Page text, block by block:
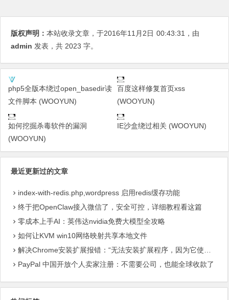
版权声明： 本站收录文章，于2016年11月2日 00:43:31 ，由
admin 发表，共 2023 字。
php5全版本绕过open_basedir读
文件脚本 (WOOYUN)
百度这样修复首页xss
(WOOYUN)
如何挖掘杀毒软件的漏洞
(WOOYUN)
IE沙盒绕过相关 (WOOYUN)
最近更新过的文章
index-with-redis.php,wordpress 启用redis缓存功能
终于把OpenClaw接入微信了，安全可控，详细教程看这篇
零成本上手AI：英伟达nvidia免费大模型全攻略
如何让KVM win10网络映射共享本地文件
解决Chrome安装扩展报错：“无法安装扩展程序，因为它使用了不受支持的清单版本“
PayPal 中国开放个人卖家注册：不需要公司，也能全球收款了